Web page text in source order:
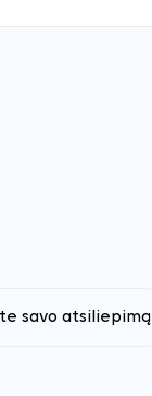
savo atsiliepimą